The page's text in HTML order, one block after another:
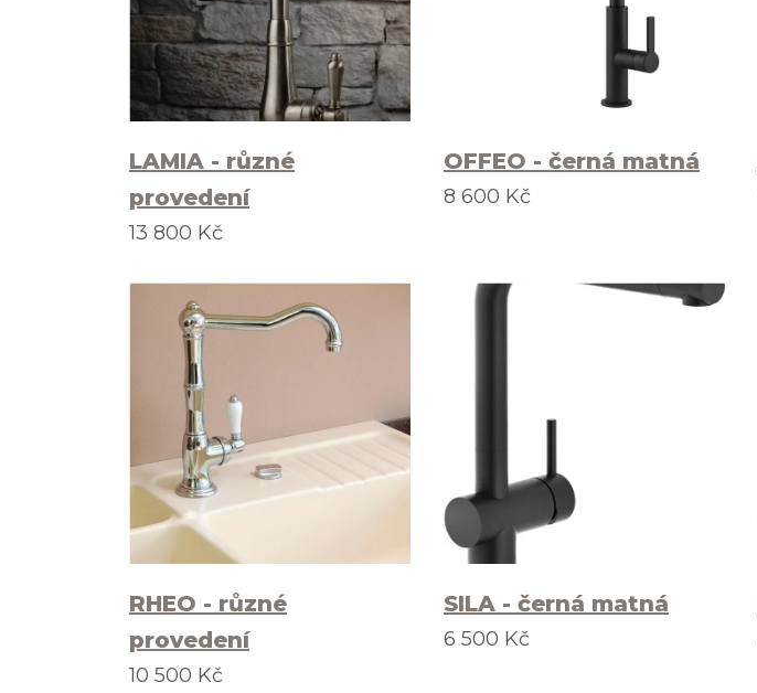
LAMIA - různé
provedení
13 800 Kč
OFFEO - černá matná
8 600 Kč
RHEO - různé
provedení
10 500 Kč
SILA - černá matná
6 500 Kč